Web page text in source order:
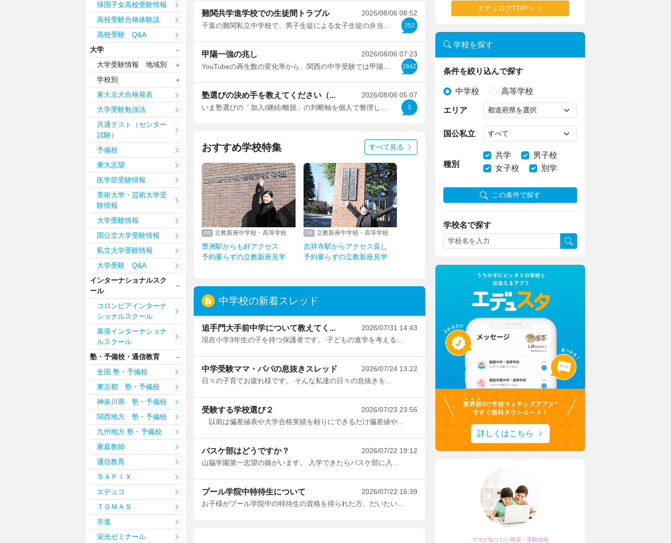
難関共学進学校での生徒間トラブル
2026/08/06 08:52
252
甲陽一強の兆し
2026/08/06 07:23
2642
塾選びの決め手を教えてください（...
2026/08/06 05:07
5
おすすめ学校特集 すべて見る
立教新座中学校・高等学校
豊洲駅からも好アクセス
予約要らずの立教新座見学
立教新座中学校・高等学校
吉祥寺駅からアクセス良し
予約要らずの立教新座見学
中学校の新着スレッド
追手門大手前中学について教えてく...
2026/07/31 14:43
現在小学3年生の子を持つ保護者です。 子どもの進学を考える...
中学受験ママ・パパの息抜きスレッド
2026/07/24 13:22
日々の子育てお疲れ様です。 そんな私達の日々の息抜きを...
受験する学校選び２
2026/07/23 23:56
以前は偏差値表や大学合格実績を頼りにできるだけ偏差値や...
バスケ部はどうですか？
2026/07/22 19:12
山脇学園第一志望の娘がいます。 入学できたらバスケ部に入...
プール学院中特待生について
2026/07/22 16:39
お子様がプール学院中の特待生の資格を得られた方、だいたい...
帰国子女高校受験情報
高校受験合格体験談
高校受験 Q&A
大学
大学受験情報 地域別
学校別
東大京大合格発表
大学受験勉強法
共通テスト（センター
試験）
予備校
東大志望
医学部受験情報
美術大学・芸術大学受
験情報
大学受験情報
国公立大学受験情報
私立大学受験情報
大学受験 Q&A
インターナショナルスク
ール
コロンビアインターナ
ショナルスクール
幕張インターナショナ
ルスクール
塾・予備校・通信教育
全国 塾・予備校
東京都 塾・予備校
神奈川県 塾・予備校
関西地方 塾・予備校
九州地方 塾・予備校
家庭教師
通信教育
ＳＡＰＩＸ
エデュコ
ＴＯＭＡＳ
市進
栄光ゼミナール
エデュログTOPへ
学校を探す
条件を絞り込んで探す
中学校 高等学校
エリア
国公私立
種別
共学
男子校
女子校
別学
この条件で探す
学校名で探す
詳しくはこちら
ママが知りたい教育・受験情報